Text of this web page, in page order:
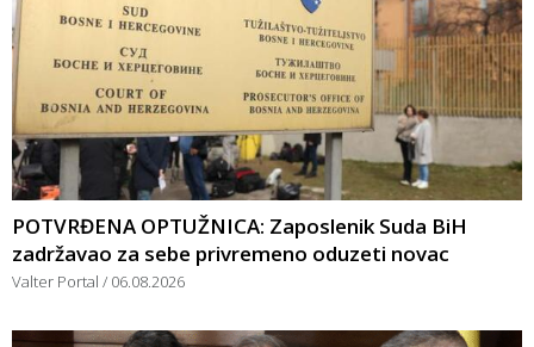
POTVRĐENA OPTUŽNICA: Zaposlenik Suda BiH
zadržavao za sebe privremeno oduzeti novac
Valter Portal 06.08.2026